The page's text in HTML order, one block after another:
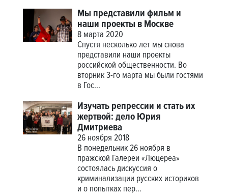
Мы представили фильм и
наши проекты в Москве
8 марта 2020
Спустя несколько лет мы снова
представили наши проекты
российской общественности. Во
вторник 3-го марта мы были гостями
в Гос...
Изучать репрессии и стать их
жертвой: дело Юрия
Дмитриева
26 ноября 2018
В понедельник 26 ноября в
пражской Галереи «Люцереа»
состоялась дискуссия о
криминализации русских историков
и о попытках пер...